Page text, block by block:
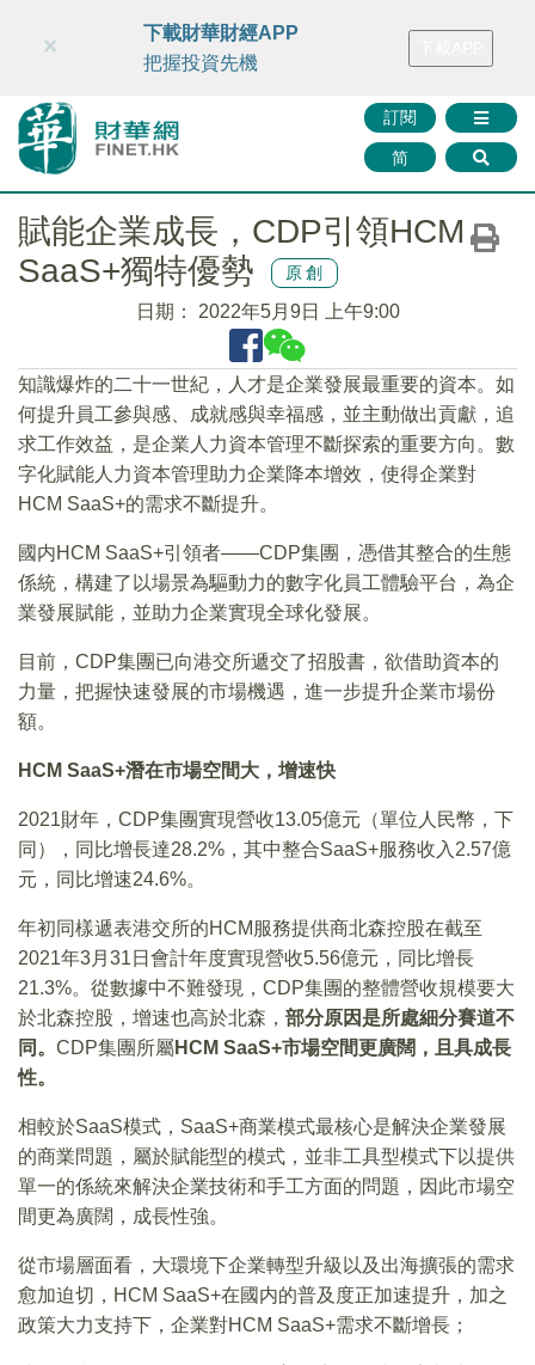
財華智庫網 FINTV FINMETA 財華證券 媒體矩陣
訂閱
简
×
下載財華財經APP
把握投資先機
賦能企業成長，CDP引領HCM
SaaS+獨特優勢
原創
日期： 2022年5月9日 上午9:00
知識爆炸的二十一世紀，人才是企業發展最重要的資本。如
何提升員工參與感、成就感與幸福感，並主動做出貢獻，追
求工作效益，是企業人力資本管理不斷探索的重要方向。數
字化賦能人力資本管理助力企業降本增效，使得企業對
HCM SaaS+的需求不斷提升。
國内HCM SaaS+引領者——CDP集團，憑借其整合的生態
係統，構建了以場景為驅動力的數字化員工體驗平台，為企
業發展賦能，並助力企業實現全球化發展。
目前，CDP集團已向港交所遞交了招股書，欲借助資本的
力量，把握快速發展的市場機遇，進一步提升企業市場份
額。
HCM SaaS+潛在市場空間大，增速快
2021財年，CDP集團實現營收13.05億元（單位人民幣，下
同），同比增長達28.2%，其中整合SaaS+服務收入2.57億
元，同比增速24.6%。
年初同樣遞表港交所的HCM服務提供商北森控股在截至
2021年3月31日會計年度實現營收5.56億元，同比增長
21.3%。從數據中不難發現，CDP集團的整體營收規模要大
於北森控股，增速也高於北森， 部分原因是所處細分賽道不
同。 CDP集團所屬HCM SaaS+市場空間更廣闊，且具成長
性。
相較於SaaS模式，SaaS+商業模式最核心是解決企業發展
的商業問題，屬於賦能型的模式，並非工具型模式下以提供
單一的係統來解決企業技術和手工方面的問題，因此市場空
間更為廣闊，成長性強。
從市場層面看，大環境下企業轉型升級以及出海擴張的需求
愈加迫切，HCM SaaS+在國内的普及度正加速提升，加之
政策大力支持下，企業對HCM SaaS+需求不斷增長；